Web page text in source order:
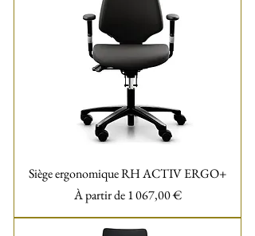
Siège ergonomique RH ACTIV ERGO+
À partir de1 067,00 €
Prix promotionnel